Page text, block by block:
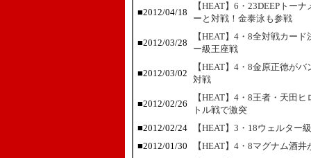
■2012/04/18
【HEAT】6・23DEEPトー
ーと対戦！金泰泳も参戦
■2012/03/28
【HEAT】4・8全対戦カー
ー級王座戦
■2012/03/02
【HEAT】4・8金原正徳が
対戦
■2012/02/26
【HEAT】4・8王者・天田
トル戦で激突
■2012/02/24
【HEAT】3・18ウェルター
■2012/01/30
【HEAT】4・8マグナム酒